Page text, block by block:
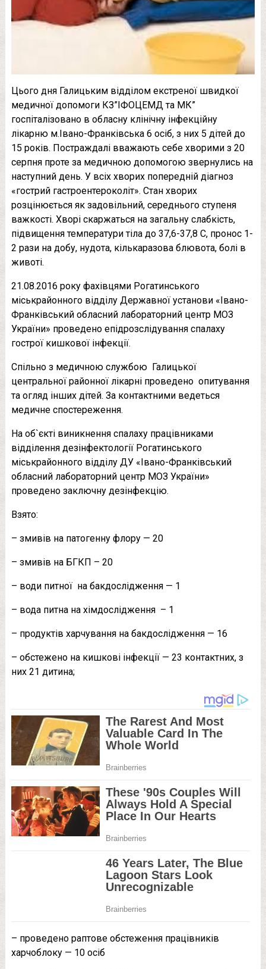
Цього дня Галицьким відділом екстреної швидкої
медичної допомоги КЗ”ІФОЦЕМД та МК”
госпіталізовано в обласну клінічну інфекційну
лікарню м.Івано-Франківська 6 осіб, з них 5 дітей до
15 років. Постраждалі вважають себе хворими з 20
серпня проте за медичною допомогою звернулись на
наступний день. У всіх хворих попередній діагноз
«гострий гастроентероколіт». Стан хворих
розцінюється як задовільний, середнього ступеня
важкості. Хворі скаржаться на загальну слабкість,
підвищення температури тіла до 37,6-37,8 С, пронос 1-
2 рази на добу, нудота, кількаразова блювота, болі в
животі.
21.08.2016 року фахівцями Рогатинського
міськрайонного відділу Державної установи «Івано-
Франківський обласний лабораторний центр МОЗ
України» проведено епідрозслідування спалаху
гострої кишкової інфекції.
Спільно з медичною службою Галицької
центральної районної лікарні проведено опитування
та огляд інших дітей. За контактними ведеться
медичне спостереження.
На об`єкті виникнення спалаху працівниками
відділення дезінфектології Рогатинського
міськрайонного відділу ДУ «Івано-Франківський
обласний лабораторний центр МОЗ України»
проведено заключну дезінфекцію.
Взято:
– змивів на патогенну флору — 20
– змивів на БГКП – 20
– води питної на бакдослідження — 1
– вода питна на хімдослідження – 1
– продуктів харчування на бакдослідження — 16
– обстежено на кишкові інфекції — 23 контактних, з
них 21 дитина;
– проведено раптове обстеження працівників
харчоблоку — 10 осіб